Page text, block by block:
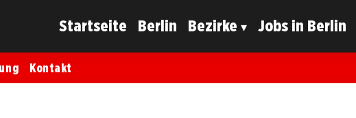
Startseite Berlin Bezirke Jobs in Berlin
Kontakt